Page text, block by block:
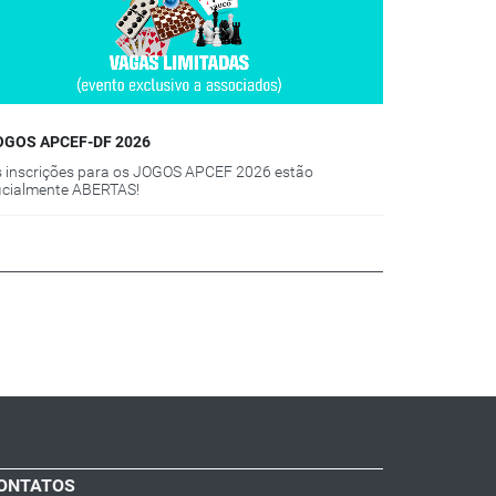
APCEF-DF 2026
inscrições para os JOGOS APCEF 2026 estão
ABERTAS!